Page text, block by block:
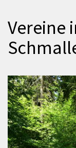
Tourismus
Wirtschaft
Vereine